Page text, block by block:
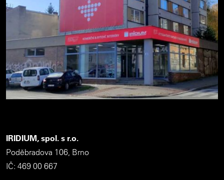
IRIDIUM, spol. s r.o.
Poděbradova 106, Brno
IČ: 469 00 667